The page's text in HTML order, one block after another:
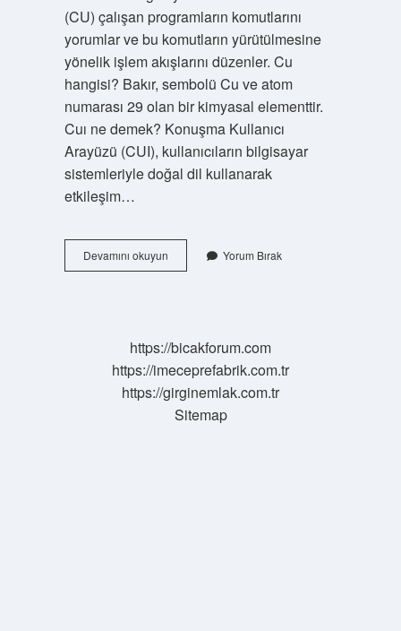
(CU) çalışan programların komutlarını
yorumlar ve bu komutların yürütülmesine
yönelik işlem akışlarını düzenler. Cu
hangisi? Bakır, sembolü Cu ve atom
numarası 29 olan bir kimyasal elementtir.
Cuı ne demek? Konuşma Kullanıcı
Arayüzü (CUI), kullanıcıların bilgisayar
sistemleriyle doğal dil kullanarak
etkileşim…
Devamını okuyunCu
Olayı
Yorum Bırak
https://bicakforum.com
https://imeceprefabrik.com.tr
https://girginemlak.com.tr
Sitemap